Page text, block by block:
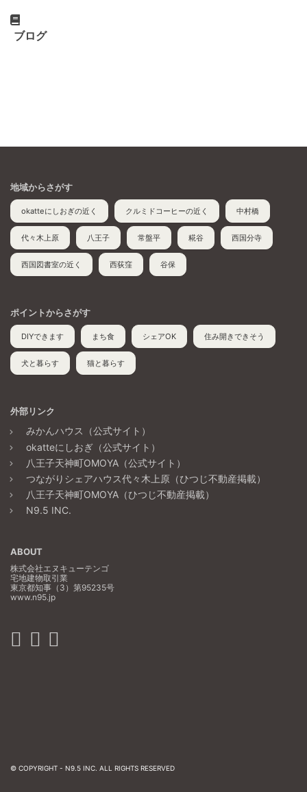
ブログ
地域からさがす
okatteにしおぎの近く クルミドコーヒーの近く 中村橋
代々木上原 八王子 常盤平 糀谷 西国分寺
西国図書室の近く 西荻窪 谷保
ポイントからさがす
DIYできます まち食 シェアOK 住み開きできそう
犬と暮らす 猫と暮らす
外部リンク
みかんハウス（公式サイト）
okatteにしおぎ（公式サイト）
八王子天神町OMOYA（公式サイト）
つながりシェアハウス代々木上原（ひつじ不動産掲載）
八王子天神町OMOYA（ひつじ不動産掲載）
N9.5 INC.
ABOUT
株式会社エヌキューテンゴ
宅地建物取引業
東京都知事（3）第95235号
www.n95.jp
© COPYRIGHT - N9.5 INC. ALL RIGHTS RESERVED